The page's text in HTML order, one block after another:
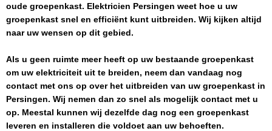
oude groepenkast. Elektricien Persingen weet hoe u uw
groepenkast snel en efficiënt kunt uitbreiden. Wij kijken altijd
naar uw wensen op dit gebied.
Als u geen ruimte meer heeft op uw bestaande groepenkast
om uw elektriciteit uit te breiden, neem dan vandaag nog
contact met ons op over het uitbreiden van uw groepenkast in
Persingen. Wij nemen dan zo snel als mogelijk contact met u
op. Meestal kunnen wij dezelfde dag nog een groepenkast
leveren en installeren die voldoet aan uw behoeften.